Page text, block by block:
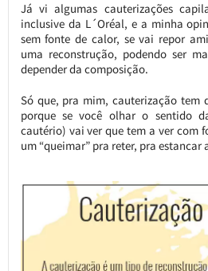
Já vi algumas cauterizações
inclusive da L´Oréal, e a minha
sem fonte de calor, se vai repor
uma reconstrução, podendo ser
depender da composição.
Só que, pra mim, cauterização tem
porque se você olhar o sentido
cautério) vai ver que tem a ver com
um “queimar” pra reter, pra estancar